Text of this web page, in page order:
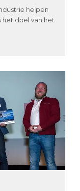
helpen
het doel van het